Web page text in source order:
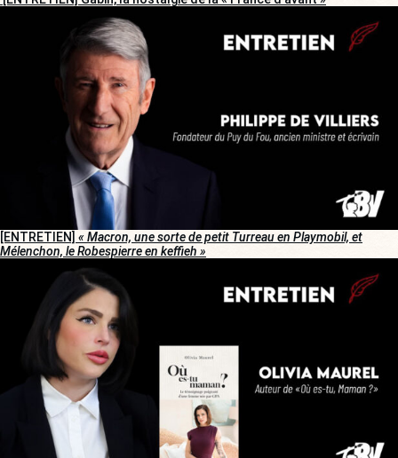
[ENTRETIEN] « Macron, une sorte de petit Turreau en Playmobil, et
Mélenchon, le Robespierre en keffieh »